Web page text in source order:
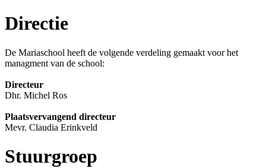
Directie
De Mariaschool heeft de volgende verdeling gemaakt voor het
managment van de school:
Directeur
Dhr. Michel Ros
Plaatsvervangend directeur
Mevr. Claudia Erinkveld
Stuurgroep